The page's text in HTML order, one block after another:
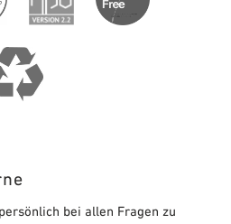
bei allen Fragen zu